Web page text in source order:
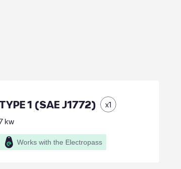
1 (SAE J1772) x1
kw
Works with the Electropass